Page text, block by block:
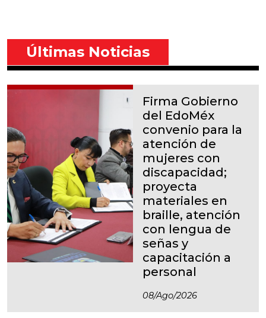
Últimas Noticias
Firma Gobierno
del EdoMéx
convenio para la
atención de
mujeres con
discapacidad;
proyecta
materiales en
braille, atención
con lengua de
señas y
capacitación a
personal
08/ago/2026